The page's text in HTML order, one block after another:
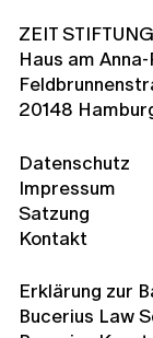
ZEIT
Haus am
20148
Datenschutz
Impressum
Satzung
Kontakt
Erklärung zur
Bucerius Law